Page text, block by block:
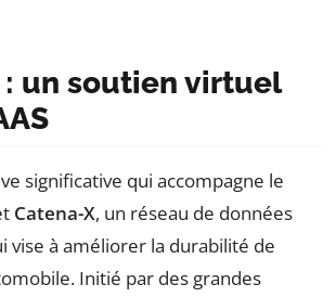
: un soutien virtuel
significative qui accompagne le
Catena-X, un réseau de données
vise à améliorer la durabilité de
Initié par des grandes